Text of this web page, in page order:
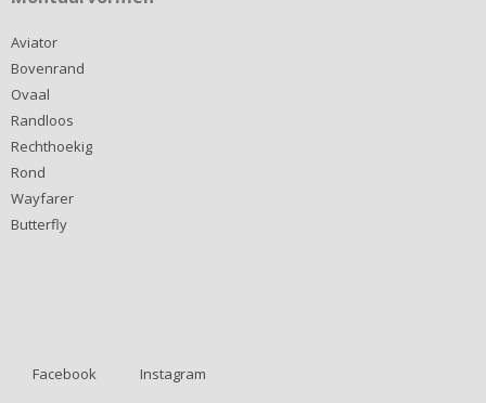
Aviator
Bovenrand
Ovaal
Randloos
Rechthoekig
Rond
Wayfarer
Butterfly
Facebook Instagram